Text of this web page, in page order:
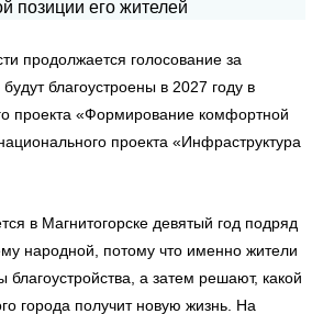
продолжается голосование за
благоустроены в 2027 году в
проекта «Формирование комфортной
проекта «Инфраструктура
в Магнитогорске девятый год подряд
народной, потому что именно жители
благоустройства, а затем решают, какой
города получит новую жизнь. На